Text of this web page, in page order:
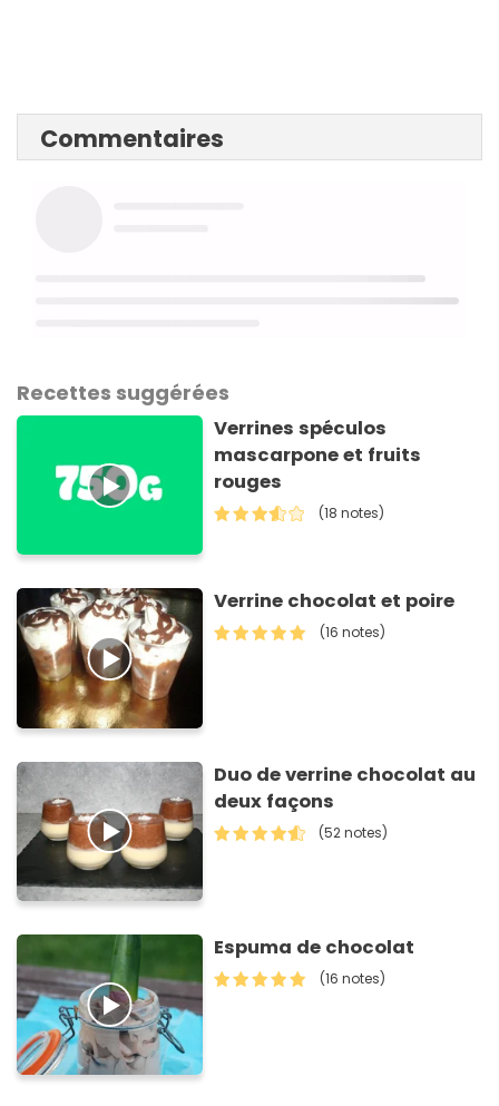
Commentaires
Recettes suggérées
Verrines spéculos
mascarpone et fruits
rouges
(18 notes)
Verrine chocolat et poire
(16 notes)
Duo de verrine chocolat au
deux façons
(52 notes)
Espuma de chocolat
(16 notes)